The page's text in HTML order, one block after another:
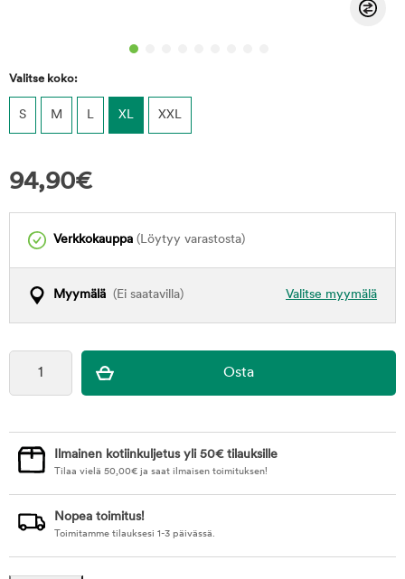
Valitse koko:
S M L XL XXL
94,90€
Verkkokauppa (Löytyy varastosta)
Valitse myymälä
Myymälä (Ei saatavilla)
Ilmainen kotiinkuljetus yli 50€ tilauksille
Tilaa vielä 50,00€ ja saat ilmaisen toimituksen!
Nopea toimitus!
Toimitamme tilauksesi 1-3 päivässä.